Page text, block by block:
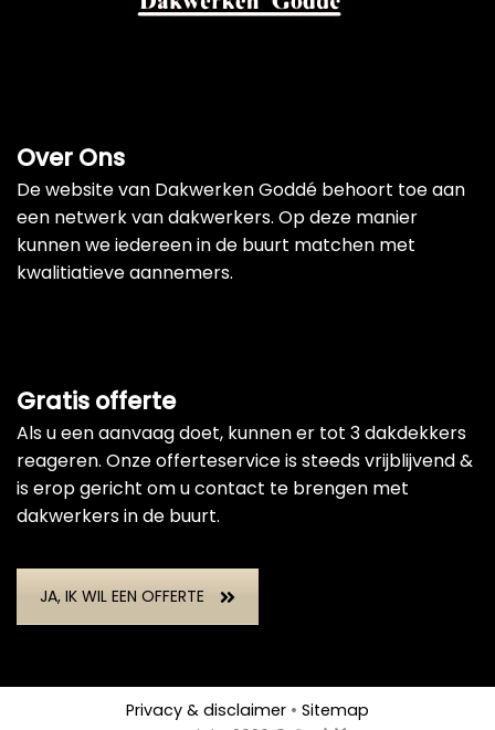
Over Ons
De website van Dakwerken Goddé behoort toe aan
een netwerk van dakwerkers. Op deze manier
kunnen we iedereen in de buurt matchen met
kwalitiatieve aannemers.
Gratis offerte
Als u een aanvaag doet, kunnen er tot 3 dakdekkers
reageren. Onze offerteservice is steeds vrijblijvend &
is erop gericht om u contact te brengen met
dakwerkers in de buurt.
JA, IK WIL EEN OFFERTE
Privacy & disclaimer • Sitemap